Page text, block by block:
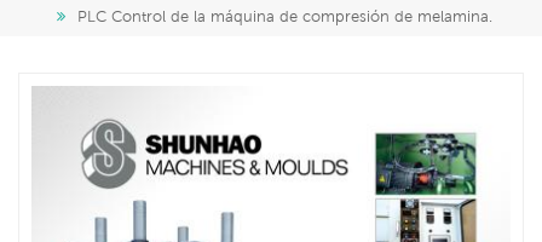
PLC Control de la máquina de compresión de melamina.